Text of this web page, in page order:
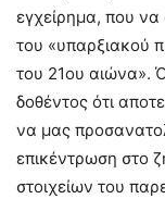
εγχείρημα, που να
του «υπαρξιακού
του 21ου αιώνα».
δοθέντος ότι
να μας
επικέντρωση στο
στοιχείων του